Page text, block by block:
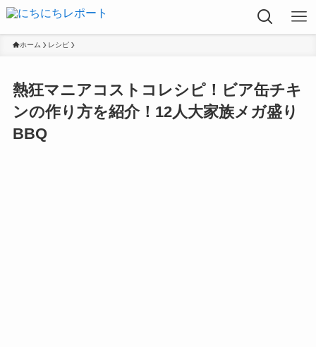
ホーム レシピ
熱狂マニアコストコレシピ！ビア缶チキ
ンの作り方を紹介！12人大家族メガ盛り
BBQ